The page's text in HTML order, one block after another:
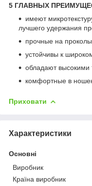
5 ГЛАВНЫХ
имеют
лучшего удержания
прочные на
устойчивы к
обладают высокими
комфортные в
Приховати
Характеристики
Основні
Виробник
Країна виробник